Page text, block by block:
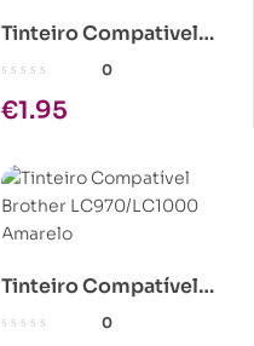
Tinteiro Compativel
Brother LC1280 XL
0
€1.95
Tinteiro Compatível
Brother LC970/LC1000
0